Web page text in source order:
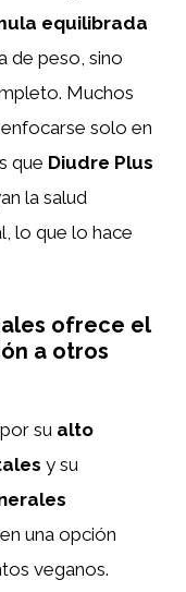
equilibrada
de peso, sino
Muchos
solo en
que Diudre Plus
la salud
lo que lo hace
ofrece el
a otros
su alto
y su
una opción
veganos.